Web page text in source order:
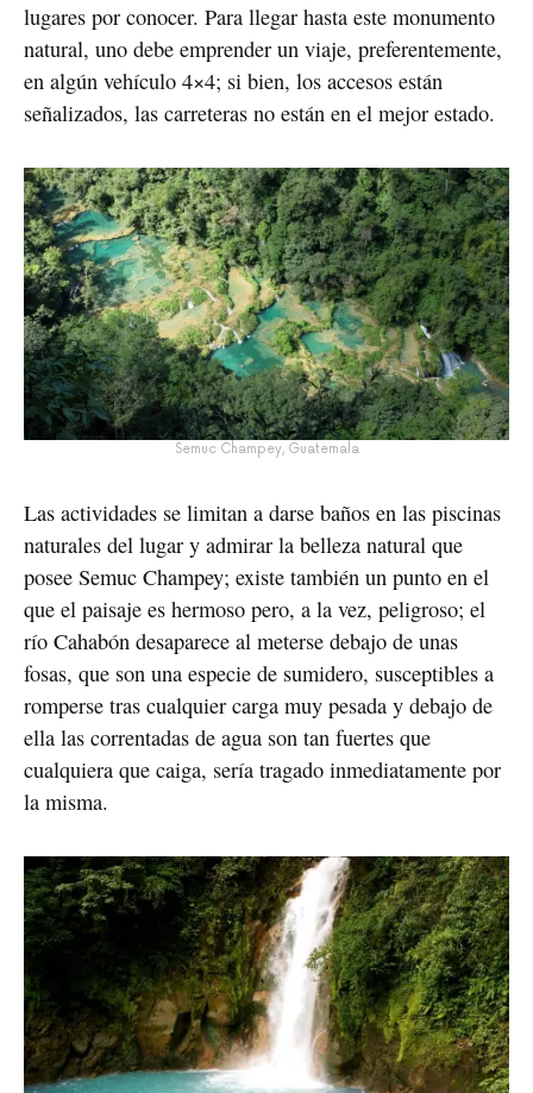
lugares por conocer. Para llegar hasta este monumento
natural, uno debe emprender un viaje, preferentemente,
en algún vehículo 4×4; si bien, los accesos están
señalizados, las carreteras no están en el mejor estado.
Semuc Champey, Guatemala
Las actividades se limitan a darse baños en las piscinas
naturales del lugar y admirar la belleza natural que
posee Semuc Champey; existe también un punto en el
que el paisaje es hermoso pero, a la vez, peligroso; el
río Cahabón desaparece al meterse debajo de unas
fosas, que son una especie de sumidero, susceptibles a
romperse tras cualquier carga muy pesada y debajo de
ella las correntadas de agua son tan fuertes que
cualquiera que caiga, sería tragado inmediatamente por
la misma.